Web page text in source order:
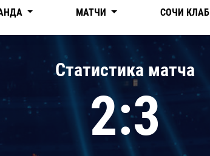
Трактор
Дивизион Чернышева
МАТЧИ СОЧИ КЛАБ
Статистика матча
2:3